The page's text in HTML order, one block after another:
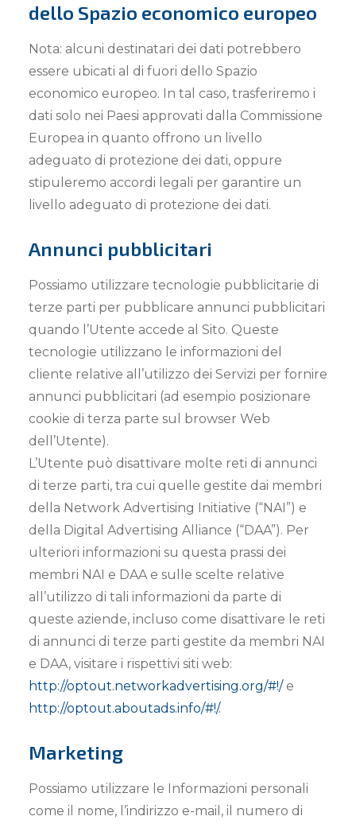
dello Spazio economico europeo
Nota: alcuni destinatari dei dati potrebbero
essere ubicati al di fuori dello Spazio
economico europeo. In tal caso, trasferiremo i
dati solo nei Paesi approvati dalla Commissione
Europea in quanto offrono un livello
adeguato di protezione dei dati, oppure
stipuleremo accordi legali per garantire un
livello adeguato di protezione dei dati.
Annunci pubblicitari
Possiamo utilizzare tecnologie pubblicitarie di
terze parti per pubblicare annunci pubblicitari
quando l’Utente accede al Sito. Queste
tecnologie utilizzano le informazioni del
cliente relative all’utilizzo dei Servizi per fornire
annunci pubblicitari (ad esempio posizionare
cookie di terza parte sul browser Web
dell’Utente).
L’Utente può disattivare molte reti di annunci
di terze parti, tra cui quelle gestite dai membri
della Network Advertising Initiative (“NAI”) e
della Digital Advertising Alliance (“DAA”). Per
ulteriori informazioni su questa prassi dei
membri NAI e DAA e sulle scelte relative
all’utilizzo di tali informazioni da parte di
queste aziende, incluso come disattivare le reti
di annunci di terze parti gestite da membri NAI
e DAA, visitare i rispettivi siti web:
http://optout.networkadvertising.org/#!/e
http://optout.aboutads.info/#!/.
Marketing
Possiamo utilizzare le Informazioni personali
come il nome, l’indirizzo e-mail, il numero di